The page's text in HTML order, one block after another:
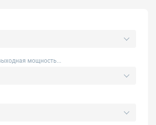
мощность...